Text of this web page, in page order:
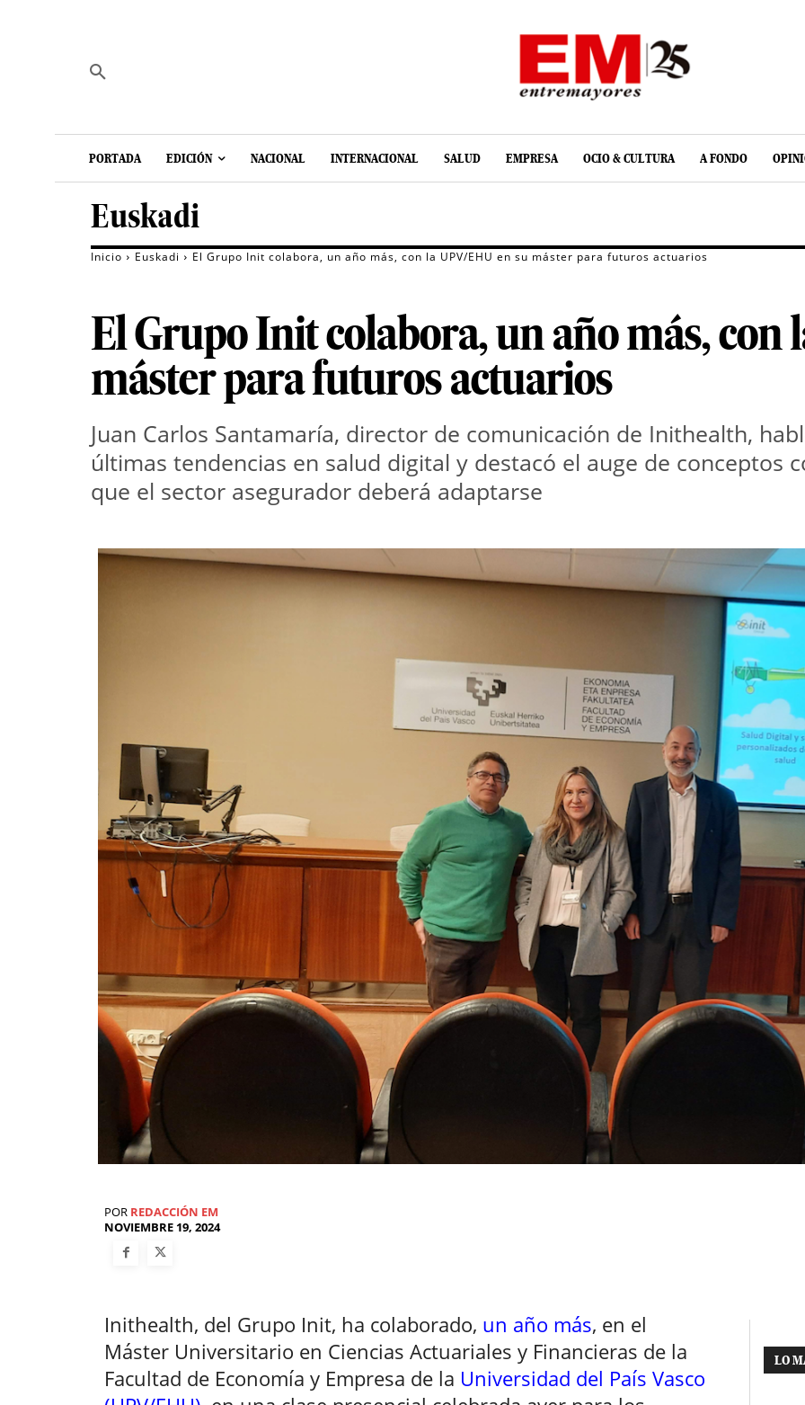
PORTADA EDICIÓN NACIONAL INTERNACIONAL SALUD EMPRESA OCIO & CULTURA A FONDO
Euskadi
Inicio Euskadi El Grupo Init colabora, un año más, con la UPV/EHU en su máster para futuros actuarios
El Grupo Init colabora, un año más, con
máster para futuros actuarios
Juan Carlos Santamaría, director de comunicación de Inithealth,
últimas tendencias en salud digital y destacó el auge de conceptos
que el sector asegurador deberá adaptarse
POR REDACCIÓN EM
NOVIEMBRE 19, 2024
Inithealth, del Grupo Init, ha colaborado, un año más, en el
Máster Universitario en Ciencias Actuariales y Financieras de la
Facultad de Economía y Empresa de la Universidad del País Vasco
LO